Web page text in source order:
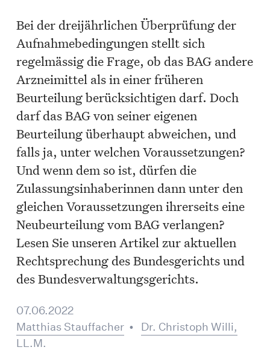
Bei der dreijährlichen Überprüfung der
Aufnahmebedingungen stellt sich
regelmässig die Frage, ob das BAG andere
Arzneimittel als in einer früheren
Beurteilung berücksichtigen darf. Doch
darf das BAG von seiner eigenen
Beurteilung überhaupt abweichen, und
falls ja, unter welchen Voraussetzungen?
Und wenn dem so ist, dürfen die
Zulassungsinhaberinnen dann unter den
gleichen Voraussetzungen ihrerseits eine
Neubeurteilung vom BAG verlangen?
Lesen Sie unseren Artikel zur aktuellen
Rechtsprechung des Bundesgerichts und
des Bundesverwaltungsgerichts.
07.06.2022
Matthias Stauffacher • Dr. Christoph Willi,
LL.M.